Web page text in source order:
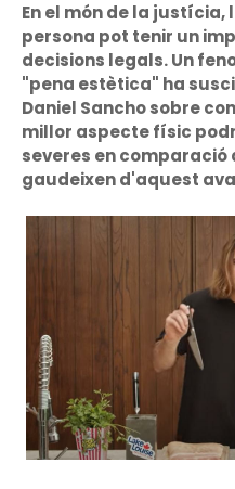
En el món de la
persona pot tenir un
decisions legals. Un
"pena estètica" ha
Daniel Sancho sobre
millor aspecte físic
severes en
gaudeixen d'aquest